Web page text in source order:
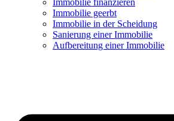
Immobilie finanzieren
Immobilie geerbt
Immobilie in der Scheidung
Sanierung einer Immobilie
Aufbereitung einer Immobilie